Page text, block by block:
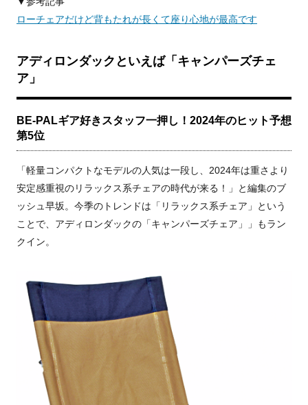
ローチェアだけど背もたれが長くて座り心地が最高です
アディロンダックといえば「キャンパーズチェ
ア」
BE-PALギア好きスタッフ一押し！2024年のヒット予想
第5位
「軽量コンパクトなモデルの人気は一段し、2024年は重さより
安定感重視のリラックス系チェアの時代が来る！」と編集のブ
ッシュ早坂。今季のトレンドは「リラックス系チェア」という
ことで、アディロンダックの「キャンパーズチェア」」もラン
クイン。